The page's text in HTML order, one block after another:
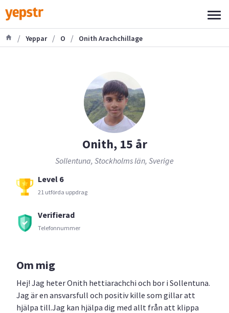
/ Yeppar / O / Onith Arachchillage
Onith, 15 år
Sollentuna, Stockholms län, Sverige
Level 6
21 utförda uppdrag
Verifierad
Telefonnummer
Om mig
Hej! Jag heter Onith hettiarachchi och bor i Sollentuna.
Jag är en ansvarsfull och positiv kille som gillar att
hjälpa till. ​Jag kan hjälpa dig med allt från att klippa